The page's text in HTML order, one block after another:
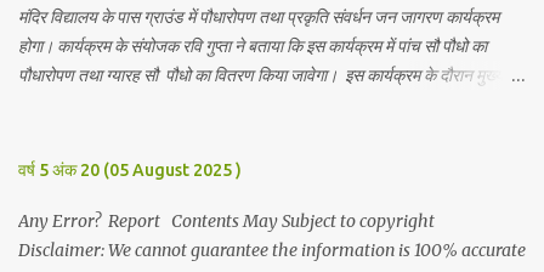
मंदिर विद्यालय के पास ग्राउंड में पौधारोपण तथा प्रकृति संवर्धन जन जागरण कार्यक्रम
होगा। कार्यक्रम के संयोजक रवि गुप्ता ने बताया कि इस कार्यक्रम में पांच सौ पौधो का
पौधारोपण तथा ग्यारह सौ पौधो का वितरण किया जावेगा। इस कार्यक्रम के दौरान मुख्य
उपस्थित रहेंगे। Contents May Subject to copyright Disclaimer: We
वर्ष 5 अंक 20 (05 August 2025 )
Any Error? Report Contents May Subject to copyright
Disclaimer: We cannot guarantee the information is 100% accurate